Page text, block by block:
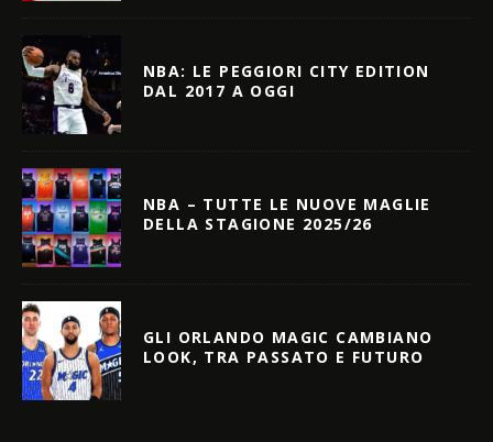
NBA: LE PEGGIORI CITY EDITION
DAL 2017 A OGGI
NBA – TUTTE LE NUOVE MAGLIE
DELLA STAGIONE 2025/26
GLI ORLANDO MAGIC CAMBIANO
LOOK, TRA PASSATO E FUTURO